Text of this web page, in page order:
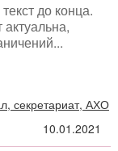
до конца.
секретариат, АХО
10.01.2021